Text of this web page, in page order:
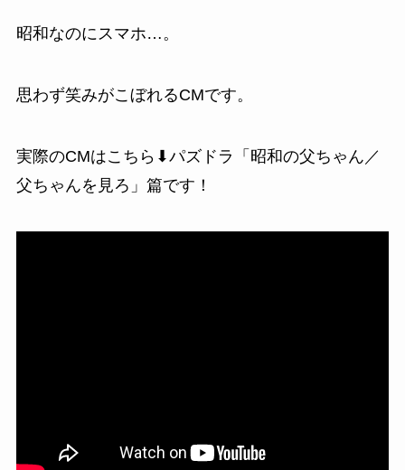
昭和なのにスマホ…。
思わず笑みがこぼれるCMです。
実際のCMはこちら⬇パズドラ「昭和の父ちゃん／
父ちゃんを見ろ」 篇です！